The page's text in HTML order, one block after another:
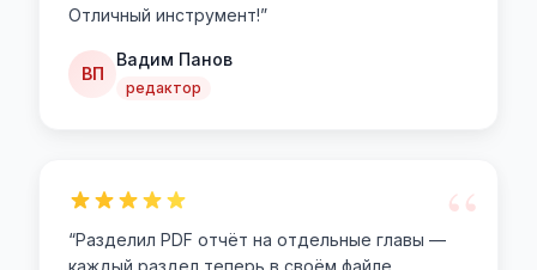
Отличный инструмент!”
ВП
Вадим Панов
редактор
“
“Разделил PDF отчёт на отдельные главы —
каждый раздел теперь в своём файле.